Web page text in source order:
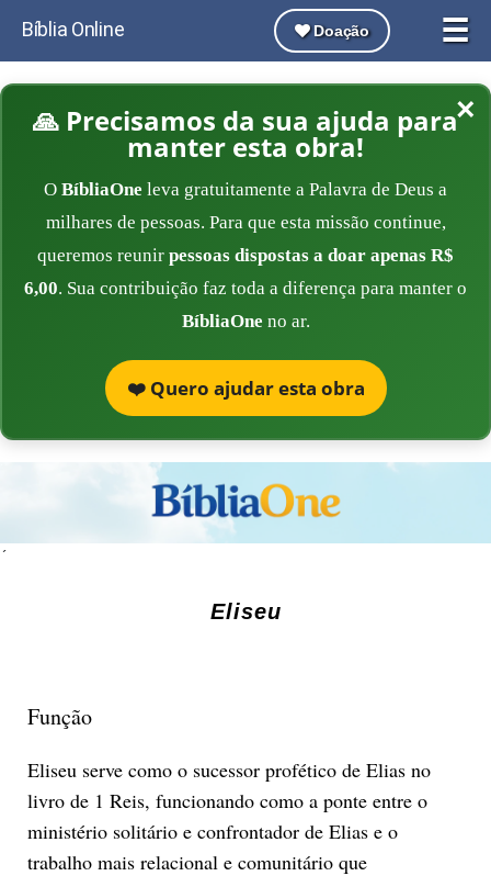
☰
Bíblia Online Doação
×
🙏 Precisamos da sua ajuda para
manter esta obra!
O BíbliaOne leva gratuitamente a Palavra de Deus a
milhares de pessoas. Para que esta missão continue,
queremos reunir pessoas dispostas a doar apenas R$
6,00. Sua contribuição faz toda a diferença para manter o
BíbliaOne no ar.
❤️ Quero ajudar esta obra
´
Eliseu
Função
Eliseu serve como o sucessor profético de Elias no
livro de 1 Reis, funcionando como a ponte entre o
ministério solitário e confrontador de Elias e o
trabalho mais relacional e comunitário que